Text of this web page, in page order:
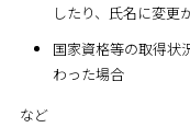
したり、氏名に変更
国家資格等の取得状
わった場合
など